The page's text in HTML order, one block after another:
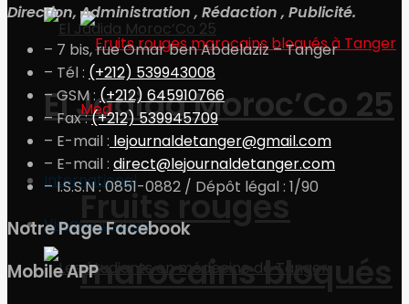
El Jadida Moroc’Co 25
International
Vie associative
Fruits rouges
marocains bloqués
Direction, Administration , Rédaction , Publicité.
– 7 bis, rue Omar ben Abdelaziz – Tanger
– Tél : (+212) 539943008
– GSM :(+212) 645910766
– Fax :(+212) 539945709
– E-mail : lejournaldetanger@gmail.com
– E-mail : direct@lejournaldetanger.com
– I.S.S.N : 0851-0882 / Dépôt légal : 1/90
Notre Page Facebook
Mobile APP